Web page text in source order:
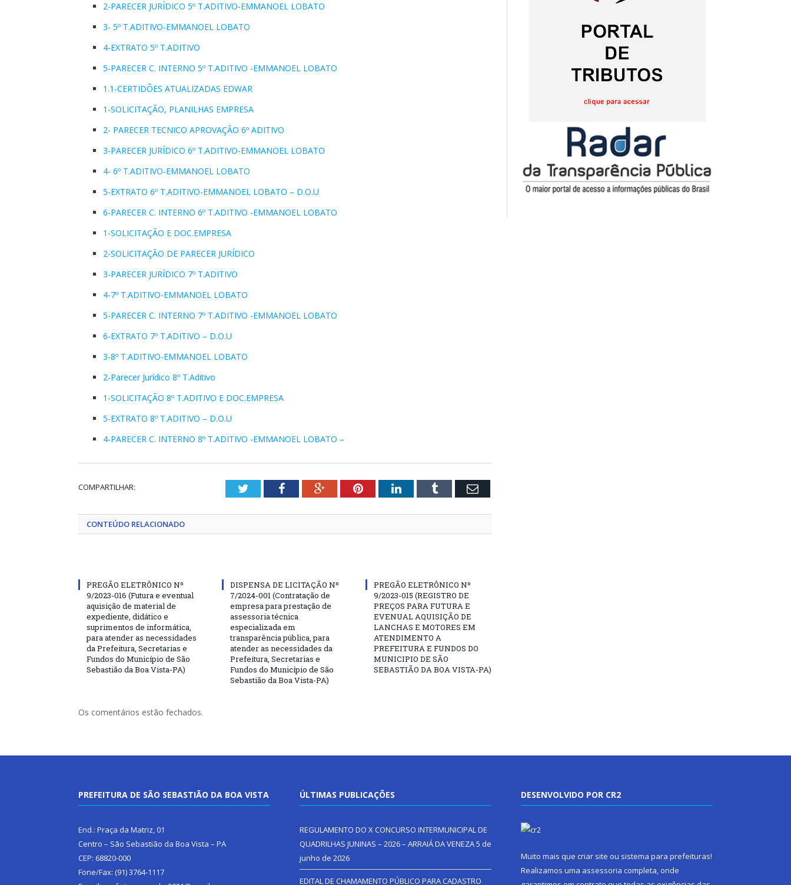
2-PARECER JURÍDICO 5º T.ADITIVO-EMMANOEL LOBATO
3- 5º T.ADITIVO-EMMANOEL LOBATO
4-EXTRATO 5º T.ADITIVO
5-PARECER C. INTERNO 5º T.ADITIVO -EMMANOEL LOBATO
1.1-CERTIDÕES ATUALIZADAS EDWAR
1-SOLICITAÇÃO, PLANILHAS EMPRESA
2- PARECER TECNICO APROVAÇÃO 6º ADITIVO
3-PARECER JURÍDICO 6º T.ADITIVO-EMMANOEL LOBATO
4- 6º T.ADITIVO-EMMANOEL LOBATO
5-EXTRATO 6º T.ADITIVO-EMMANOEL LOBATO – D.O.U
6-PARECER C. INTERNO 6º T.ADITIVO -EMMANOEL LOBATO
1-SOLICITAÇÃO E DOC.EMPRESA
2-SOLICITAÇÃO DE PARECER JURÍDICO
3-PARECER JURÍDICO 7º T.ADITIVO
4-7º T.ADITIVO-EMMANOEL LOBATO
5-PARECER C. INTERNO 7º T.ADITIVO -EMMANOEL LOBATO
6-EXTRATO 7º T.ADITIVO – D.O.U
3-8º T.ADITIVO-EMMANOEL LOBATO
2-Parecer Jurídico 8º T.Aditivo
1-SOLICITAÇÃO 8º T.ADITIVO E DOC.EMPRESA
5-EXTRATO 8º T.ADITIVO – D.O.U
4-PARECER C. INTERNO 8º T.ADITIVO -EMMANOEL LOBATO –
COMPARTILHAR: TwitterFacebookGoogle+PinterestLinkedInTumblr Email
CONTEÚDO RELACIONADO
PREGÃO ELETRÔNICO Nº
9/2023-016 (Futura e eventual
aquisição de material de
expediente, didático e
suprimentos de informática,
para atender as necessidades
da Prefeitura, Secretarias e
Fundos do Município de São
Sebastião da Boa Vista-PA)
DISPENSA DE LICITAÇÃO Nº
7/2024-001 (Contratação de
empresa para prestação de
assessoria técnica
especializada em
transparência pública, para
atender as necessidades da
Prefeitura, Secretarias e
Fundos do Município de São
Sebastião da Boa Vista-PA)
PREGÃO ELETRÔNICO Nº
9/2023-015 (REGISTRO DE
PREÇOS PARA FUTURA E
EVENUAL AQUISIÇÃO DE
LANCHAS E MOTORES EM
ATENDIMENTO A
PREFEITURA E FUNDOS DO
MUNICIPIO DE SÃO
SEBASTIÃO DA BOA VISTA-PA)
Os comentários estão fechados.
PREFEITURA DE SÃO SEBASTIÃO DA BOA VISTA
End.: Praça da Matriz, 01
Centro – São Sebastião da Boa Vista – PA
CEP: 68820-000
Fone/Fax: (91) 3764-1117
ÚLTIMAS PUBLICAÇÕES
REGULAMENTO DO X CONCURSO INTERMUNICIPAL DE
QUADRILHAS JUNINAS – 2026 – ARRAIÁ DA VENEZA5 de
junho de 2026
EDITAL DE CHAMAMENTO PÚBLICO PARA CADASTRO
DESENVOLVIDO POR CR2
Muito mais que criar site ou sistema para prefeituras!
Realizamos uma assessoria completa, onde